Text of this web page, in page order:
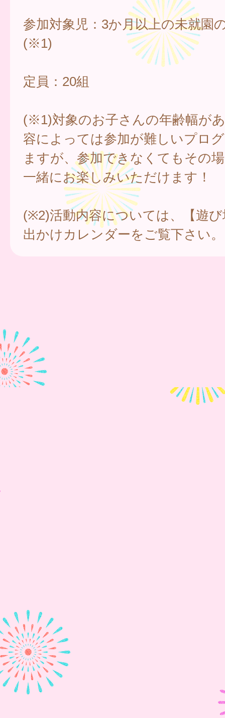
参加対象児：3か月以上の未就園
(※1)
定員：20組
(※1)対象のお子さんの年齢幅が
容によっては参加が難しいプロ
ますが、参加できなくてもその
一緒にお楽しみいただけます！
(※2)活動内容については、【遊
出かけカレンダーをご覧下さい。